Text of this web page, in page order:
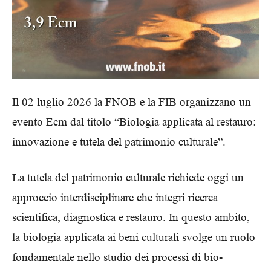
Il 02 luglio 2026 la FNOB e la FIB organizzano un
evento Ecm dal titolo “Biologia applicata al restauro:
innovazione e tutela del patrimonio culturale”.
La tutela del patrimonio culturale richiede oggi un
approccio interdisciplinare che integri ricerca
scientifica, diagnostica e restauro. In questo ambito,
la biologia applicata ai beni culturali svolge un ruolo
fondamentale nello studio dei processi di bio-